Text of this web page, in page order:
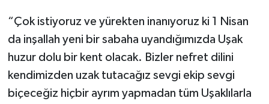
“Çok istiyoruz ve yürekten inanıyoruz ki 1 Nisan
da inşallah yeni bir sabaha uyandığımızda Uşak
huzur dolu bir kent olacak. Bizler nefret dilini
kendimizden uzak tutacağız sevgi ekip sevgi
biçeceğiz hiçbir ayrım yapmadan tüm Uşaklılarla